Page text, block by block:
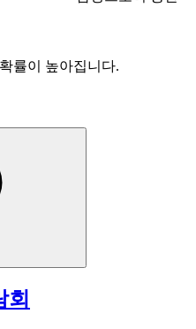
률이 높아집니다.
회